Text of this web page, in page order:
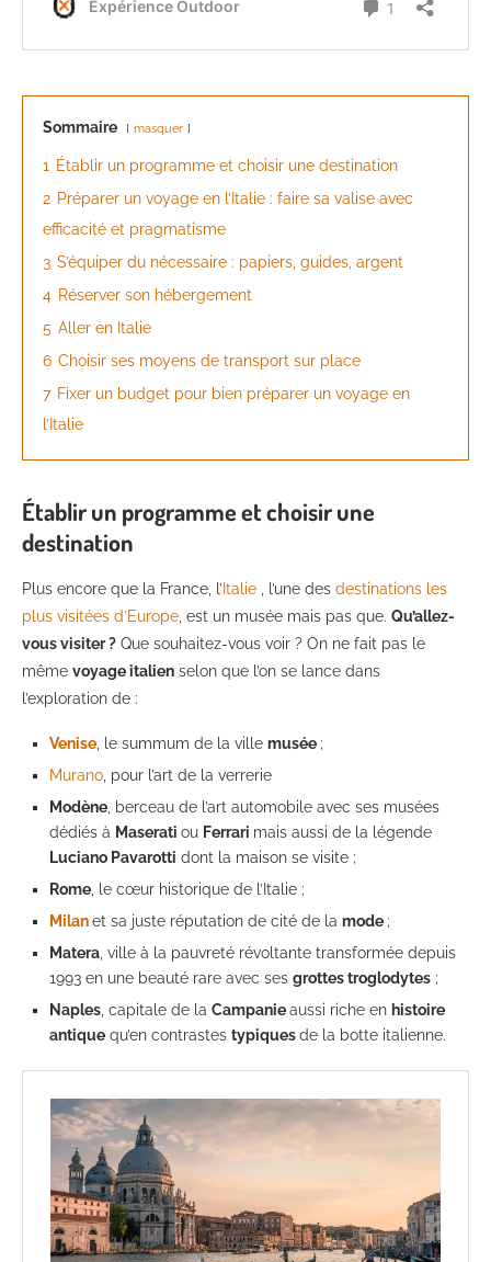
Sommaire masquer
1 Établir un programme et choisir une destination
2 Préparer un voyage en l’Italie : faire sa valise avec
efficacité et pragmatisme
3 S’équiper du nécessaire : papiers, guides, argent
4 Réserver son hébergement
5 Aller en Italie
6 Choisir ses moyens de transport sur place
7 Fixer un budget pour bien préparer un voyage en
l’Italie
Établir un programme et choisir une
destination
Plus encore que la France, l’ Italie , l’une des destinations les
plus visitées d’Europe, est un musée mais pas que. Qu’allez-
vous visiter ? Que souhaitez-vous voir ? On ne fait pas le
même voyage italien selon que l’on se lance dans
l’exploration de :
Venise, le summum de la ville musée ;
Murano, pour l’art de la verrerie
Modène, berceau de l’art automobile avec ses musées
dédiés à Maserati ou Ferrari mais aussi de la légende
Luciano Pavarotti dont la maison se visite ;
Rome, le cœur historique de l’Italie ;
Milanet sa juste réputation de cité de la mode ;
Matera, ville à la pauvreté révoltante transformée depuis
1993 en une beauté rare avec ses grottes troglodytes ;
Naples, capitale de la Campanieaussi riche en histoire
antique qu’en contrastes typiquesde la botte italienne.